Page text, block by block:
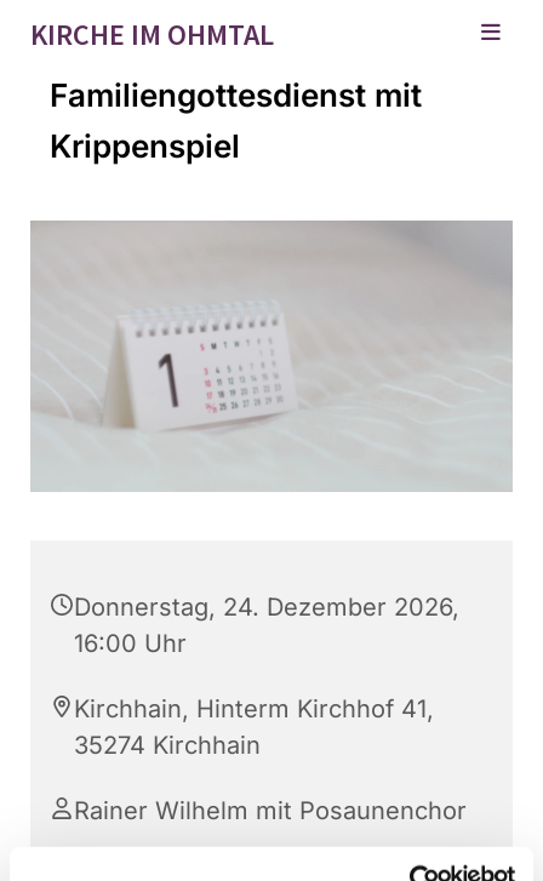
KIRCHE IM OHMTAL
Familiengottesdienst mit
Krippenspiel
Donnerstag, 24. Dezember 2026,
16:00 Uhr
Kirchhain, Hinterm Kirchhof 41,
35274 Kirchhain
Rainer Wilhelm mit Posaunenchor